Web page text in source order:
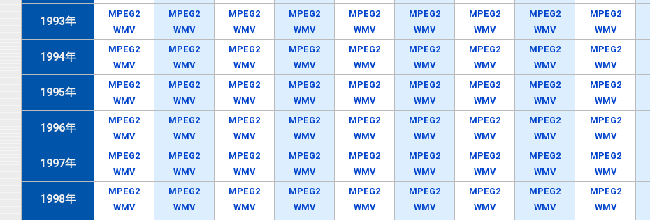
1993年
MPEG2
WMV
MPEG2
WMV
MPEG2
WMV
MPEG2
WMV
MPEG2
WMV
MPEG2
WMV
MPEG2
WMV
MPEG2
WMV
MPEG2
WMV
1994年
MPEG2
WMV
MPEG2
WMV
MPEG2
WMV
MPEG2
WMV
MPEG2
WMV
MPEG2
WMV
MPEG2
WMV
MPEG2
WMV
MPEG2
WMV
1995年
MPEG2
WMV
MPEG2
WMV
MPEG2
WMV
MPEG2
WMV
MPEG2
WMV
MPEG2
WMV
MPEG2
WMV
MPEG2
WMV
MPEG2
WMV
1996年
MPEG2
WMV
MPEG2
WMV
MPEG2
WMV
MPEG2
WMV
MPEG2
WMV
MPEG2
WMV
MPEG2
WMV
MPEG2
WMV
MPEG2
WMV
1997年
MPEG2
WMV
MPEG2
WMV
MPEG2
WMV
MPEG2
WMV
MPEG2
WMV
MPEG2
WMV
MPEG2
WMV
MPEG2
WMV
MPEG2
WMV
1998年
MPEG2
WMV
MPEG2
WMV
MPEG2
WMV
MPEG2
WMV
MPEG2
WMV
MPEG2
WMV
MPEG2
WMV
MPEG2
WMV
MPEG2
WMV